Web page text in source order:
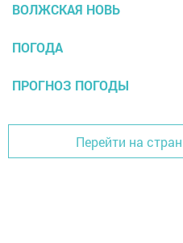
ВОЛЖСКАЯ НОВЬ
ПОГОДА
ПРОГНОЗ ПОГОДЫ
Перейти на